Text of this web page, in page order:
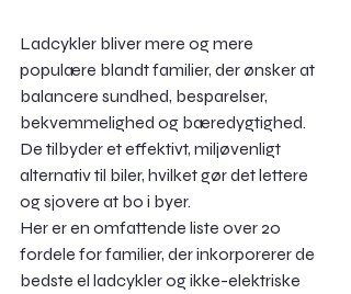
Ladcykler bliver mere og mere
populære blandt familier, der ønsker at
balancere sundhed, besparelser,
bekvemmelighed og bæredygtighed.
De tilbyder et effektivt, miljøvenligt
alternativ til biler, hvilket gør det lettere
og sjovere at bo i byer.
Her er en omfattende liste over 20
fordele for familier, der inkorporerer de
bedste el ladcykler og ikke-elektriske